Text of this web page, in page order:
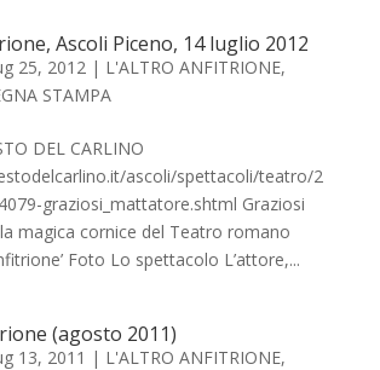
Ascoli Piceno, 14 luglio 2012
25, 2012| L'ALTRO ANFITRIONE,
STAMPA
DEL CARLINO
ascoli/spettacoli/teatro/2
graziosi_mattatore.shtml Graziosi
magica cornice del Teatro romano
Foto Lo spettacolo L’attore,...
(agosto 2011)
13, 2011 | L'ALTRO ANFITRIONE,